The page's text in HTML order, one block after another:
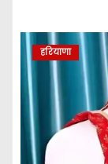
हरियाणा